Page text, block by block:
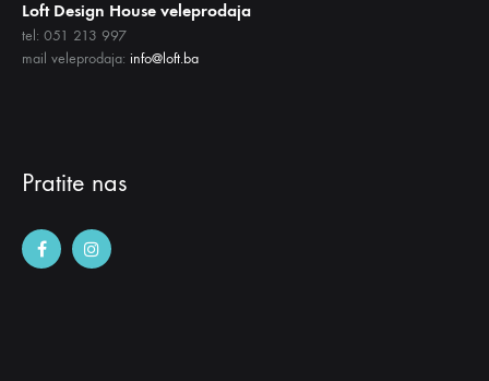
Loft Design House veleprodaja
tel: 051 213 997
mail veleprodaja: info@loft.ba
Pratite nas